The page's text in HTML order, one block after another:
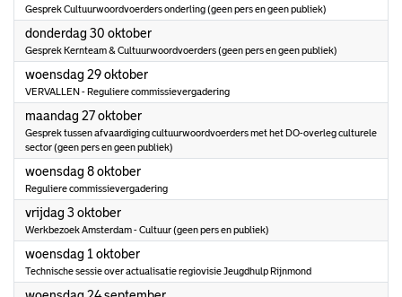
Gesprek Cultuurwoordvoerders onderling (geen pers en geen publiek)
donderdag 30 oktober2025
Gesprek Kernteam & Cultuurwoordvoerders (geen pers en geen publiek)
woensdag 29 oktober2025
VERVALLEN - Reguliere commissievergadering
maandag 27 oktober2025
Gesprek tussen afvaardiging cultuurwoordvoerders met het DO-overleg culturele
sector (geen pers en geen publiek)
woensdag 8 oktober2025
Reguliere commissievergadering
vrijdag 3 oktober2025
Werkbezoek Amsterdam - Cultuur (geen pers en publiek)
woensdag 1 oktober2025
Technische sessie over actualisatie regiovisie Jeugdhulp Rijnmond